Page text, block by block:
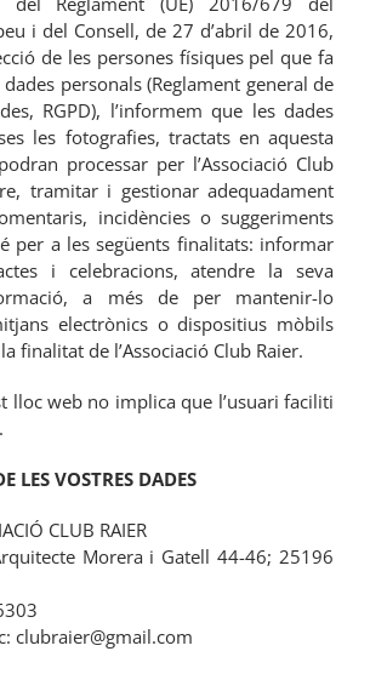
i del Consell, de 27 d’abril de 2016,
de les persones físiques pel que fa
personals (Reglament general de
RGPD), l’informem que les dades
les fotografies, tractats en aquesta
processar per l’Associació Club
tramitar i gestionar adequadament
incidències o suggeriments
per a les següents finalitats: informar
i celebracions, atendre la seva
a més de per mantenir-lo
electrònics o dispositius mòbils
finalitat de l’Associació Club Raier.
lloc web no implica que l’usuari faciliti
LES VOSTRES DADES
CLUB RAIER
Morera i Gatell 44-46; 25196
clubraier@gmail.com